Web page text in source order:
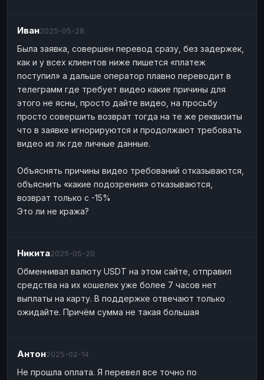
Иван2025-05-28
Была заявка, совершен перевод сразу, без задержек,
как и у всех клиентов ниже пишется «платеж
поступил» а дальше оператор плавно переводит в
телеграмм где требует видео какие причины для
этого не ясны, просто дайте видео, на просьбу
просто совершить возврат тогда на те же реквизиты
что в заявке игнорируются и продолжают требовать
видео из лк где личные данные.
Объяснять причины видео требований отказываются,
объяснить «какие подозрения» отказываются,
возврат только с -15%
Это ли не кража?
Никита2025-05-20
Обменнивал валюту USDT на этом сайте, отправил
средства на их кошелек уже более 7 часов нет
выплаты на карту. В поддержке отвечают только
ожидайте. Причём сумма не такая большая
Антон2025-02-14
Не прошла оплата. Я перевел все точно по